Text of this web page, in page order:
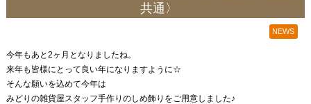
共通〉
NEWS
今年もあと2ヶ月となりましたね。
来年も皆様にとって良い年になりますように☆
そんな願いを込めて今年は
みどりの雑貨屋スタッフ手作りのしめ飾りをご用意しました♪